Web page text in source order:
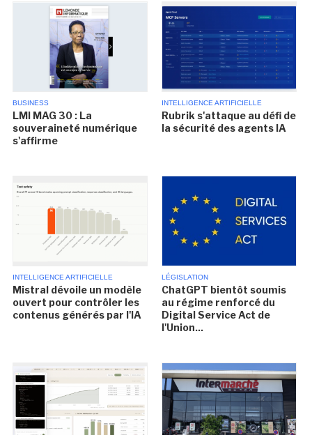
BUSINESS
LMI MAG 30 : La
souveraineté numérique
s'affirme
INTELLIGENCE ARTIFICIELLE
Rubrik s'attaque au défi de
la sécurité des agents IA
INTELLIGENCE ARTIFICIELLE
Mistral dévoile un modèle
ouvert pour contrôler les
contenus générés par l'IA
LÉGISLATION
ChatGPT bientôt soumis
au régime renforcé du
Digital Service Act de
l'Union...